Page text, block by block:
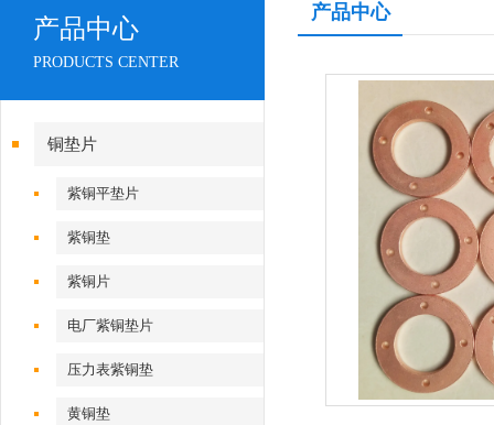
产品中心
PRODUCTS CENTER
铜垫片
紫铜平垫片
紫铜垫
紫铜片
电厂紫铜垫片
压力表紫铜垫
黄铜垫
产品中心